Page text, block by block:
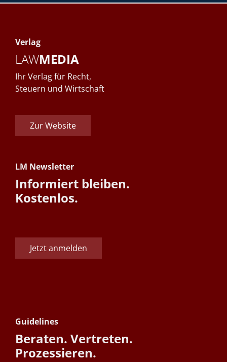
Verlag
LAWMEDIA
Ihr Verlag für Recht,
Steuern und Wirtschaft
Zur Website
LM Newsletter
Informiert bleiben.
Kostenlos.
Jetzt anmelden
Guidelines
Beraten. Vertreten.
Prozessieren.